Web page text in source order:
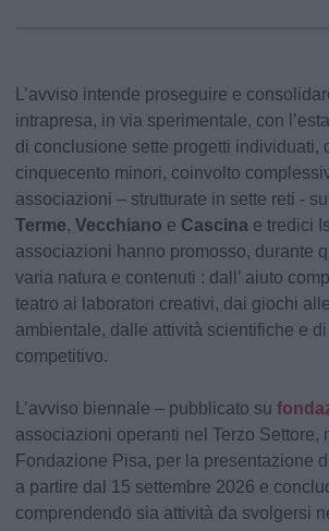
L’avviso intende proseguire e
intrapresa, in via sperimentale, con
di conclusione sette progetti individuati,
cinquecento minori, coinvolto
associazioni – strutturate in sette reti -
Terme, Vecchiano e Cascina e tredici
associazioni hanno promosso, durante
varia natura e contenuti : dall’ aiuto
teatro ai laboratori creativi, dai giochi
ambientale, dalle attività scientifiche e
competitivo.
L’avviso biennale – pubblicato su
associazioni operanti nel Terzo Settore,
Fondazione Pisa, per la presentazione
a partire dal 15 settembre 2026 e
comprendendo sia attività da svolgersi